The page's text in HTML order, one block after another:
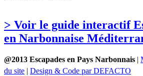
> Voir le guide interactif
en Narbonnaise
@2013 Escapades en Pays Narbonnais |
du site | Design & Code par DEFACTO